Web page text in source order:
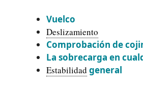
Vuelco
Deslizamiento
Comprobación de
La sobrecarga en
Estabilidad general